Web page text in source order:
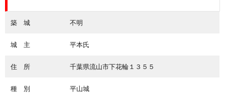
築 城 不明
城 主 平本氏
住 所 千葉県流山市下花輪１３５５
種 別 平山城